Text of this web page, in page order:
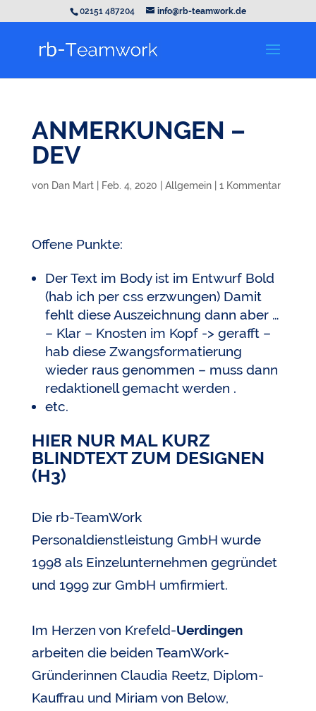
02151 487204 info@rb-teamwork.de
ANMERKUNGEN –
DEV
von Dan Mart| Feb. 4, 2020 Allgemein| 1 Kommentar
Offene Punkte:
Der Text im Body ist im Entwurf Bold
(hab ich per css erzwungen) Damit
fehlt diese Auszeichnung dann aber …
– Klar – Knosten im Kopf -> gerafft –
hab diese Zwangsformatierung
wieder raus genommen – muss dann
redaktionell gemacht werden .
etc.
HIER NUR MAL KURZ
BLINDTEXT ZUM DESIGNEN
(H3)
Die rb-TeamWork
Personaldienstleistung GmbH wurde
1998 als Einzelunternehmen gegründet
und 1999 zur GmbH umfirmiert.
Im Herzen von Krefeld-Uerdingen
arbeiten die beiden TeamWork-
Gründerinnen Claudia Reetz, Diplom-
Kauffrau und Miriam von Below,